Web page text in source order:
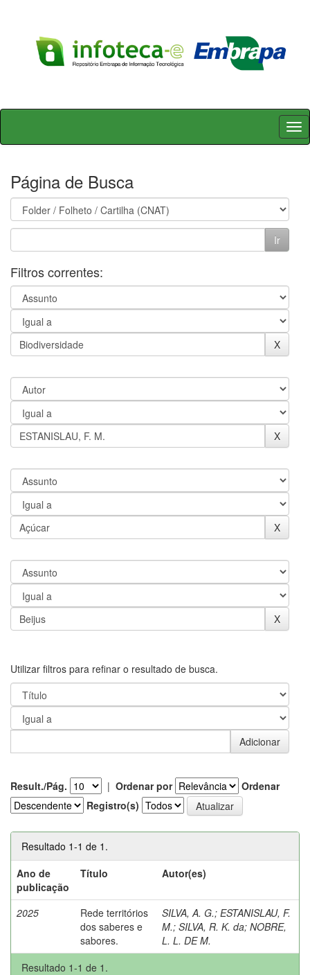
Skip
Página de Busca
Filtros correntes:
Utilizar filtros para refinar o resultado de busca.
Result./Pág. | Ordenar por
Ordenar
Registro(s)
Resultado 1-1 de 1.
Ano de
publicação
Título Autor(es)
2025
Rede territórios
dos saberes e
sabores.
SILVA, A. G.; ESTANISLAU, F.
M.; SILVA, R. K. da; NOBRE,
L. L. DE M.
Resultado 1-1 de 1.